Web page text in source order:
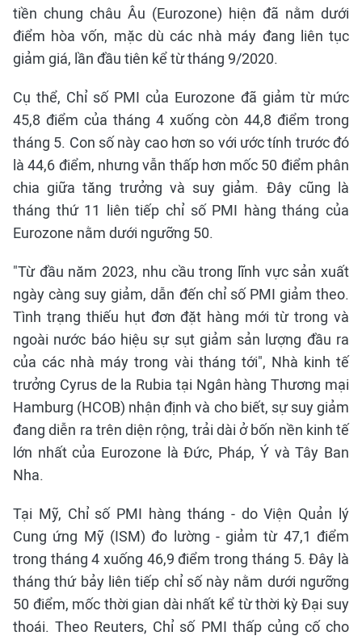
tiền chung châu Âu (Eurozone) hiện đã nằm dưới
điểm hòa vốn, mặc dù các nhà máy đang liên tục
giảm giá, lần đầu tiên kể từ tháng 9/2020.
Cụ thể, Chỉ số PMI của Eurozone đã giảm từ mức
45,8 điểm của tháng 4 xuống còn 44,8 điểm trong
tháng 5. Con số này cao hơn so với ước tính trước đó
là 44,6 điểm, nhưng vẫn thấp hơn mốc 50 điểm phân
chia giữa tăng trưởng và suy giảm. Đây cũng là
tháng thứ 11 liên tiếp chỉ số PMI hàng tháng của
Eurozone nằm dưới ngưỡng 50.
"Từ đầu năm 2023, nhu cầu trong lĩnh vực sản xuất
ngày càng suy giảm, dẫn đến chỉ số PMI giảm theo.
Tình trạng thiếu hụt đơn đặt hàng mới từ trong và
ngoài nước báo hiệu sự sụt giảm sản lượng đầu ra
của các nhà máy trong vài tháng tới", Nhà kinh tế
trưởng Cyrus de la Rubia tại Ngân hàng Thương mại
Hamburg (HCOB) nhận định và cho biết, sự suy giảm
đang diễn ra trên diện rộng, trải dài ở bốn nền kinh tế
lớn nhất của Eurozone là Đức, Pháp, Ý và Tây Ban
Nha.
Tại Mỹ, Chỉ số PMI hàng tháng - do Viện Quản lý
Cung ứng Mỹ (ISM) đo lường - giảm từ 47,1 điểm
trong tháng 4 xuống 46,9 điểm trong tháng 5. Đây là
tháng thứ bảy liên tiếp chỉ số này nằm dưới ngưỡng
50 điểm, mốc thời gian dài nhất kể từ thời kỳ Đại suy
thoái. Theo Reuters, Chỉ số PMI thấp củng cố cho